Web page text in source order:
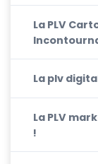
La PLV
La plv
La PLV
!